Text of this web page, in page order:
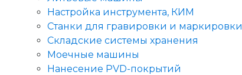
Настройка инструмента, КИМ
Станки для гравировки и маркировки
Складские системы хранения
Моечные машины
Нанесение PVD-покрытий